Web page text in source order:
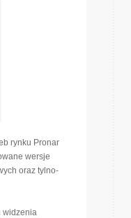
rynku Pronar
wersje
oraz tylno-
widzenia